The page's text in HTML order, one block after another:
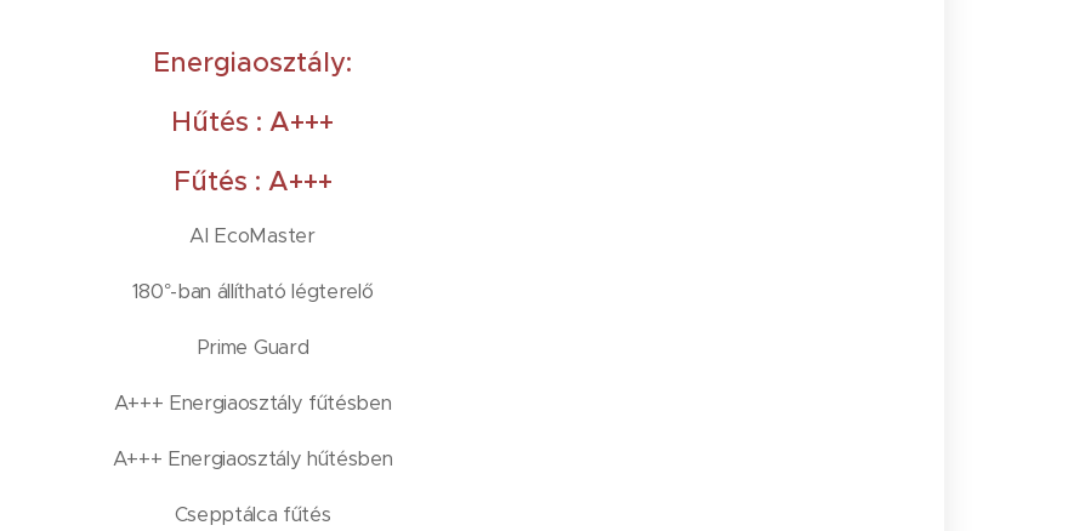
Energiaosztály:
Hűtés : A+++
Fűtés : A+++
AI EcoMaster
180°-ban állítható légterelő
Prime Guard
A+++ Energiaosztály fűtésben
A+++ Energiaosztály hűtésben
Csepptálca fűtés